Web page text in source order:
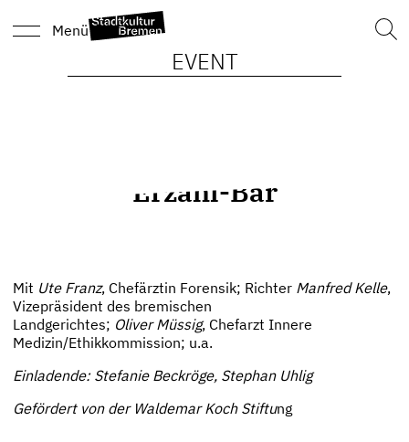
Menü
EVENT
Erzähl-Bar
Mit Ute Franz, Chefärztin Forensik; Richter Manfred Kelle,
Vizepräsident des bremischen
Landgerichtes; Oliver Müssig, Chefarzt Innere
Medizin/Ethikkommission; u.a.
Einladende: Stefanie Beckröge, Stephan Uhlig
Gefördert von der Waldemar Koch Stiftung